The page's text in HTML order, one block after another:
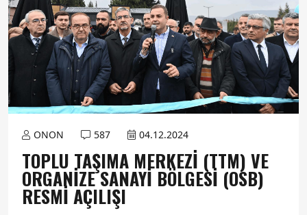
ONON 587 04.12.2024
TOPLU TAŞIMA MERKEZI (TTM) VE
ORGANIZE SANAYI BÖLGESI (OSB)
RESMI AÇILIŞI